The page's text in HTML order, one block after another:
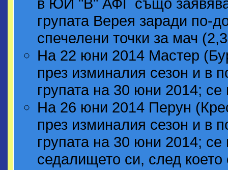
групата Верея заради по-
спечелени точки за мач
На 22 юни 2014 Мастер
през изминалия сезон и в
групата на 30 юни 2014;
На 26 юни 2014 Перун
през изминалия сезон и в
групата на 30 юни 2014;
седалището си, след